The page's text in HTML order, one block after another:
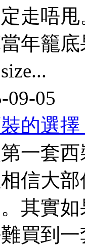
走唔
年籠
09-05
的選擇
一套
信大
其實
買到